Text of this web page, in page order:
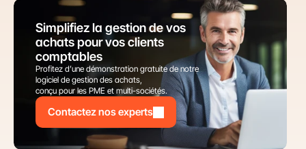
Simplifiez la gestion de vos
achats pour vos clients
comptables
Profitez d’une démonstration gratuite de notre
logiciel de gestion des achats,
conçu pour les PME et multi-sociétés.
Contactez nos experts